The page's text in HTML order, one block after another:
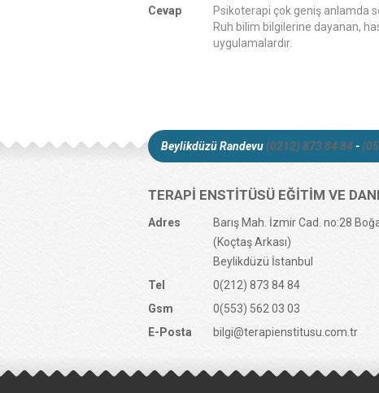
Hayır Demenin Önemi
20 Ağustos 2021
ÇOCUKLARDA
Cevap
Psikoterapi çok geniş anlamda
Ruh bilim bilgilerine dayanan,
uygulamalardır.
Beylikdüzü Randevu (0212) 873 84 84 -
TERAPİ ENSTİTÜSÜ EĞİTİM VE
Adres
Barış Mah. İzmir Cad. no:28
(Koçtaş Arkası)
Beylikdüzü İstanbul
Tel
0(212) 873 84 84
Gsm
0(553) 562 03 03
E-Posta
bilgi@terapienstitusu.com.tr